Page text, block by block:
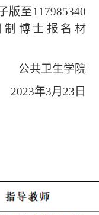
版至117985340
制博士 报名材
公共卫生学院
2023年3月 23 日